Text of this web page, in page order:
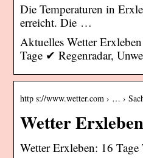
Die Temperaturen in
erreicht. Die …
Aktuelles Wetter
Tage ✔ Regenradar,
http s://www.wetter.com › … ›
Wetter
Wetter Erxleben: 16 Tage